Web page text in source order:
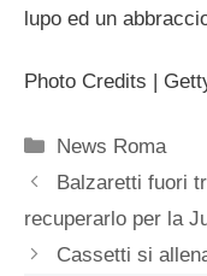
lupo ed un
Photo Credits |
Categorie
News Roma
Balzaretti fuori
recuperarlo per la
Cassetti si